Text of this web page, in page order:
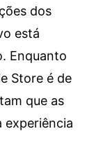
dos
está
Enquanto
Store é de
que as
experiência